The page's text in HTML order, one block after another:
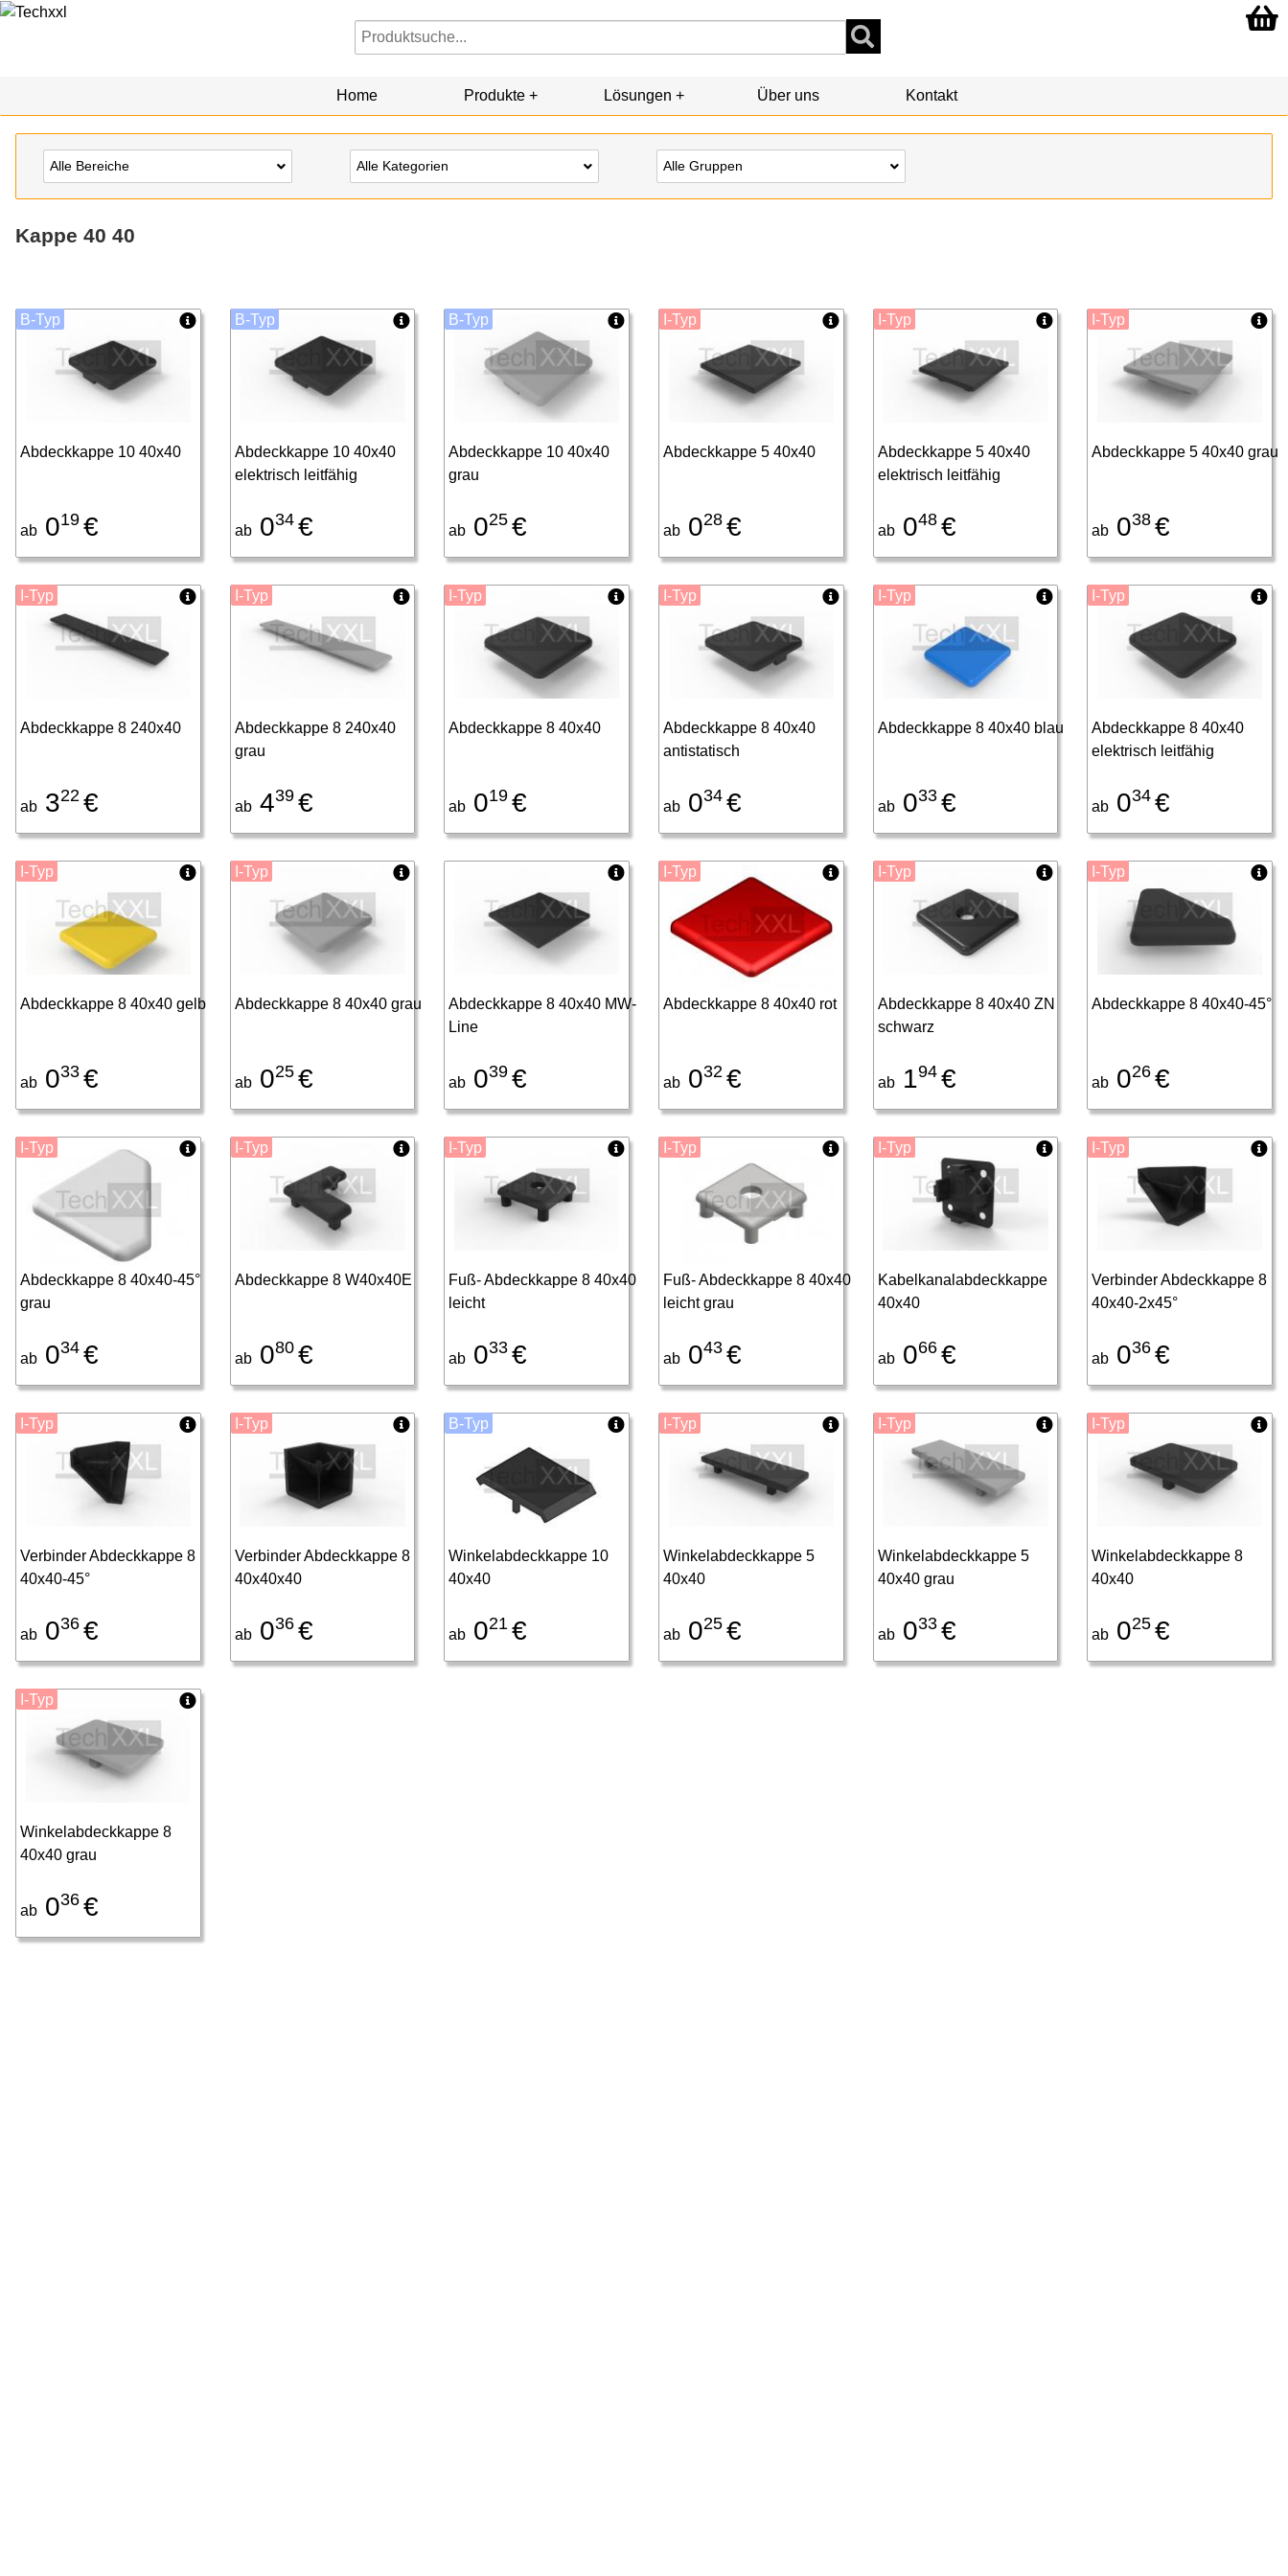
Home Produkte Lösungen Über uns Kontakt
Alle Bereiche Alle Kategorien Alle Gruppen
Kappe 40 40
Abdeckkappe 10 40x40
ab 019 €
B-Typ
Abdeckkappe 10 40x40
elektrisch leitfähig
ab034 €
B-Typ
Abdeckkappe 10 40x40
grau
ab 025 €
B-Typ
Abdeckkappe 5 40x40
ab028 €
I-Typ
Abdeckkappe 5 40x40
elektrisch leitfähig
ab048 €
I-Typ
Abdeckkappe 5 40x40 grau
ab 038 €
I-Typ
Abdeckkappe 8 240x40
ab 322 €
I-Typ
Abdeckkappe 8 240x40
grau
ab439 €
I-Typ
Abdeckkappe 8 40x40
ab 019 €
I-Typ
Abdeckkappe 8 40x40
antistatisch
ab034 €
I-Typ
Abdeckkappe 8 40x40 blau
ab033 €
I-Typ
Abdeckkappe 8 40x40
elektrisch leitfähig
ab 034 €
I-Typ
Abdeckkappe 8 40x40 gelb
ab 033 €
I-Typ
Abdeckkappe 8 40x40 grau
ab025 €
I-Typ
Abdeckkappe 8 40x40 MW-
Line
ab 039 €
Abdeckkappe 8 40x40 rot
ab032 €
I-Typ
Abdeckkappe 8 40x40 ZN
schwarz
ab194 €
I-Typ
Abdeckkappe 8 40x40-45°
ab 026 €
I-Typ
Abdeckkappe 8 40x40-45°
grau
ab 034 €
I-Typ
Abdeckkappe 8 W40x40E
ab080 €
I-Typ
Fuß- Abdeckkappe 8 40x40
leicht
ab 033 €
I-Typ
Fuß- Abdeckkappe 8 40x40
leicht grau
ab043 €
I-Typ
Kabelkanalabdeckkappe
40x40
ab066 €
I-Typ
Verbinder Abdeckkappe 8
40x40-2x45°
ab 036 €
I-Typ
Verbinder Abdeckkappe 8
40x40-45°
ab 036 €
I-Typ
Verbinder Abdeckkappe 8
40x40x40
ab036 €
I-Typ
Winkelabdeckkappe 10
40x40
ab 021 €
B-Typ
Winkelabdeckkappe 5
40x40
ab025 €
I-Typ
Winkelabdeckkappe 5
40x40 grau
ab033 €
I-Typ
Winkelabdeckkappe 8
40x40
ab 025 €
I-Typ
Winkelabdeckkappe 8
40x40 grau
ab 036 €
I-Typ